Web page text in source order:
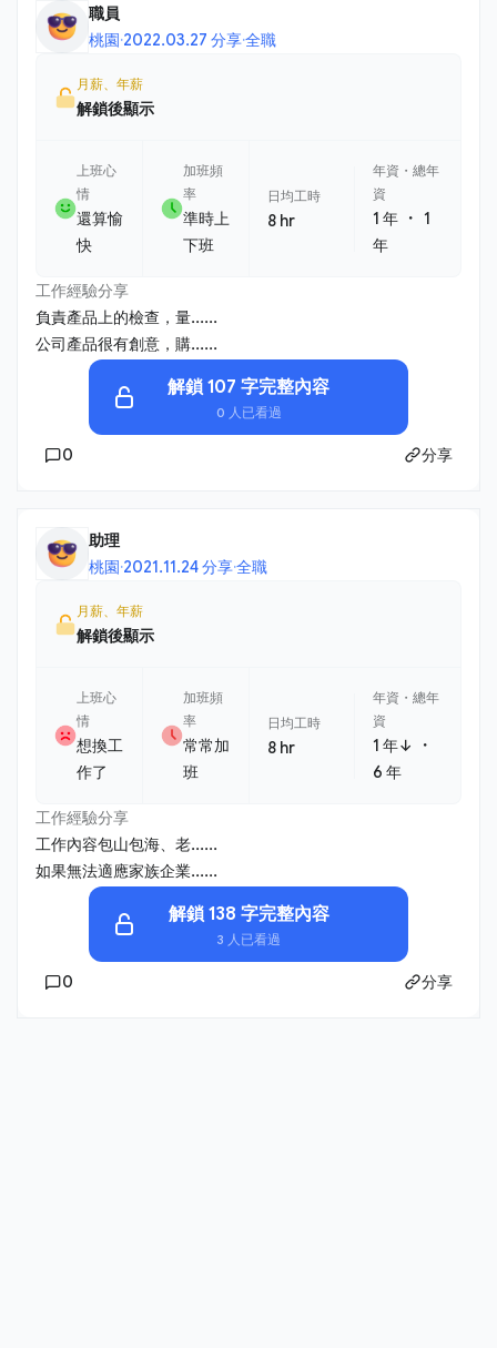
職員
桃園·2022.03.27 分享·全職
月薪、年薪
解鎖後顯示
上班心
情
還算愉
快
加班頻
率
準時上
下班
日均工時
8 hr
年資・總年
資
1 年 ・1
年
工作經驗分享
負責產品上的檢查，量......
公司產品很有創意，購......
解鎖 107 字完整內容
0 人已看過
0 分享
助理
桃園·2021.11.24 分享·全職
月薪、年薪
解鎖後顯示
上班心
情
想換工
作了
加班頻
率
常常加
班
日均工時
8 hr
年資・總年
資
1 年↓ ・
6 年
工作經驗分享
工作內容包山包海、老......
如果無法適應家族企業......
解鎖 138 字完整內容
3 人已看過
0 分享